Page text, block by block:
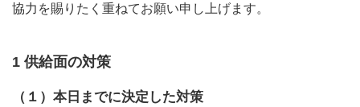
協力を賜りたく重ねてお願い申し上げます。
1 供給面の対策
（１）本日までに決定した対策